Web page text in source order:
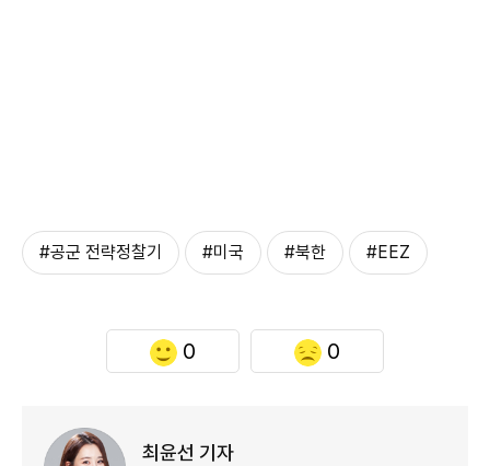
#공군 전략정찰기 #미국 #북한 #EEZ
0 0
최윤선 기자